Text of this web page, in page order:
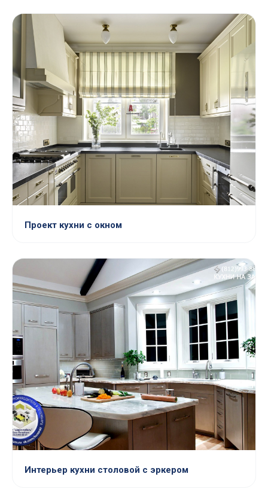
Проект кухни с окном
Интерьер кухни столовой с эркером